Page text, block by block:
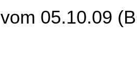
vom 05.10.09